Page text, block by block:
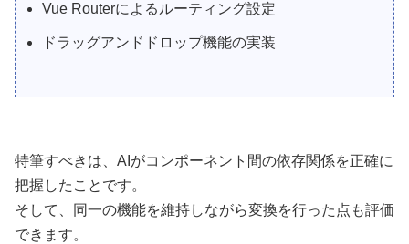
Vue Routerによるルーティング設定
ドラッグアンドドロップ機能の実装
特筆すべきは、AIがコンポーネント間の依存関係を正確に
把握したことです。
そして、同一の機能を維持しながら変換を行った点も評価
できます。